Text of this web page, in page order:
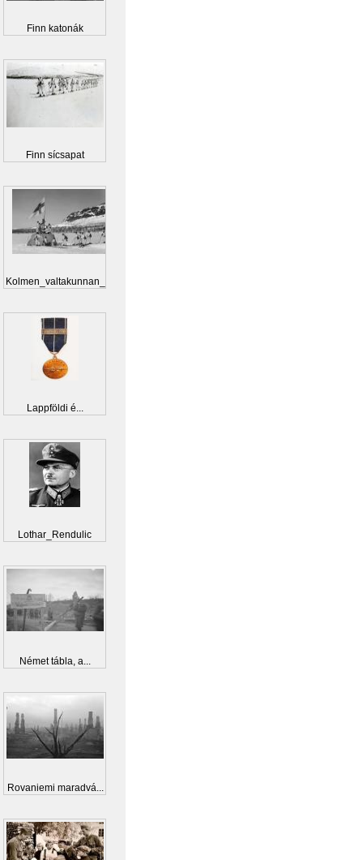
Finn katonák
Finn sícsapat
Kolmen_valtakunnan_r...
Lappföldi é...
Lothar_Rendulic
Német tábla, a...
Rovaniemi maradvá...